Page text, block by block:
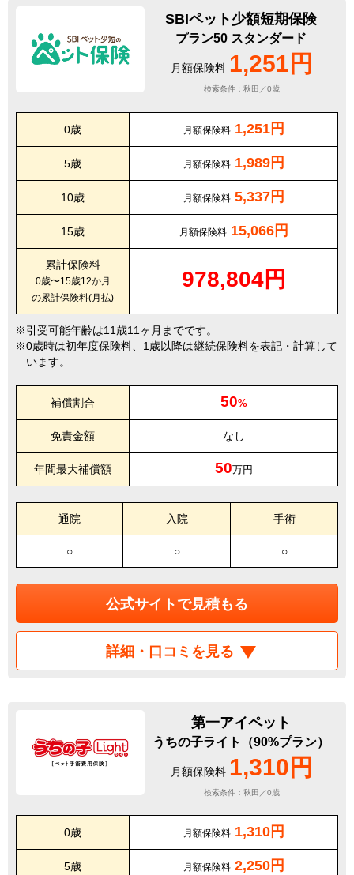
SBIペット少額短期保険
プラン50 スタンダード
月額保険料 1,251円
検索条件：秋田／0歳
0歳 月額保険料 1,251円
5歳 月額保険料 1,989円
10歳 月額保険料 5,337円
15歳 月額保険料 15,066円
累計保険料
0歳〜15歳12か月
の累計保険料(月払)
978,804円
引受可能年齢は11歳11ヶ月までです。
0歳時は初年度保険料、1歳以降は継続保険料を表記・計算して
います。
補償割合 50%
免責金額 なし
年間最大補償額 50万円
通院 入院 手術
○ ○ ○
公式サイトで見積もる
詳細・口コミを見る
第一アイペット
うちの子ライト（90%プラン）
月額保険料 1,310円
検索条件：秋田／0歳
0歳 月額保険料 1,310円
5歳 月額保険料 2,250円